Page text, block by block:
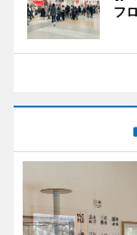
フ